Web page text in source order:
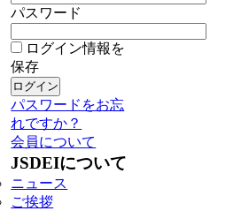
パスワード
ログイン情報を
保存
パスワードをお忘
れですか？
会員について
JSDEIについて
ニュース
ご挨拶